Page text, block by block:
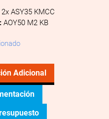
2x ASY35 KMCC
AOY50 M2 KB
Adicional